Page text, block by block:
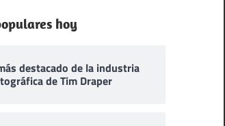
hoy
destacado de la industria
de Tim Draper